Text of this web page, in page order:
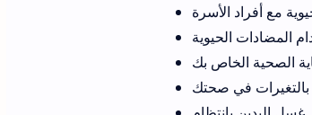
مع أفراد الأسرة
المضادات الحيوية
الصحية الخاص بك
في صحتك